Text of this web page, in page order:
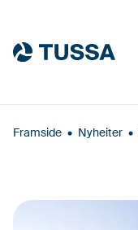
Framside • Nyheiter •